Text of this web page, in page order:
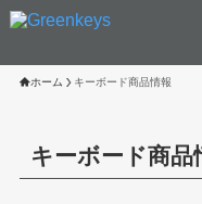
ホーム キーボード商品情報
キーボード商品